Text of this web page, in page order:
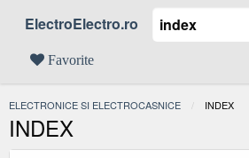
ElectroElectro.ro
Favorite
ELECTRONICE SI ELECTROCASNICE ACTUAL:
INDEX
INDEX